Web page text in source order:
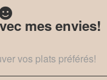
mes envies!
vos plats préférés!